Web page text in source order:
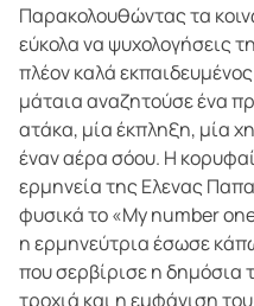
Παρακολουθώντας τα
εύκολα να ψυχολογήσεις
πλέον καλά
μάταια αναζητούσε ένα
ατάκα, μία έκπληξη, μία
έναν αέρα σόου. Η
ερμηνεία της Ελενας
φυσικά το «My number
η ερμηνεύτρια έσωσε
που σερβίρισε η δημόσια
τροχιά και η εμφάνιση